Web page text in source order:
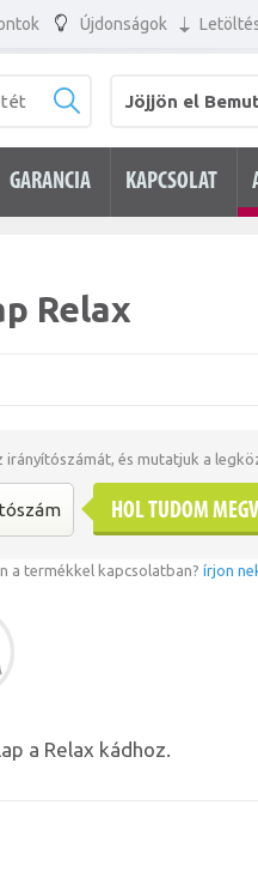
Újdonságok
Jöjjön el
GARANCIA KAPCSOLAT
Relax
irányítószámát, és mutatjuk a
HOL TUDOM
a termékkel kapcsolatban? írjon
a Relax kádhoz.